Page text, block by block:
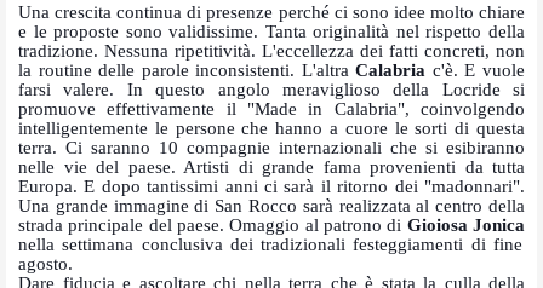
Una crescita continua di presenze perché ci sono idee molto chiare
e le proposte sono validissime. Tanta originalità nel rispetto della
tradizione. Nessuna ripetitività. L'eccellezza dei fatti concreti, non
la routine delle parole inconsistenti. L'altraCalabria c'è. E vuole
farsi valere. In questo angolo meraviglioso della Locride si
promuove effettivamente il "Made in Calabria", coinvolgendo
intelligentemente le persone che hanno a cuore le sorti di questa
terra. Ci saranno 10 compagnie internazionali che si esibiranno
nelle vie del paese. Artisti di grande fama provenienti da tutta
Europa. E dopo tantissimi anni ci sarà il ritorno dei "madonnari".
Una grande immagine di San Rocco sarà realizzata al centro della
strada principale del paese. Omaggio al patrono di Gioiosa Jonica
nella settimana conclusiva dei tradizionali festeggiamenti di fine
agosto.
Dare fiducia e ascoltare chi nella terra che è stata la culla della